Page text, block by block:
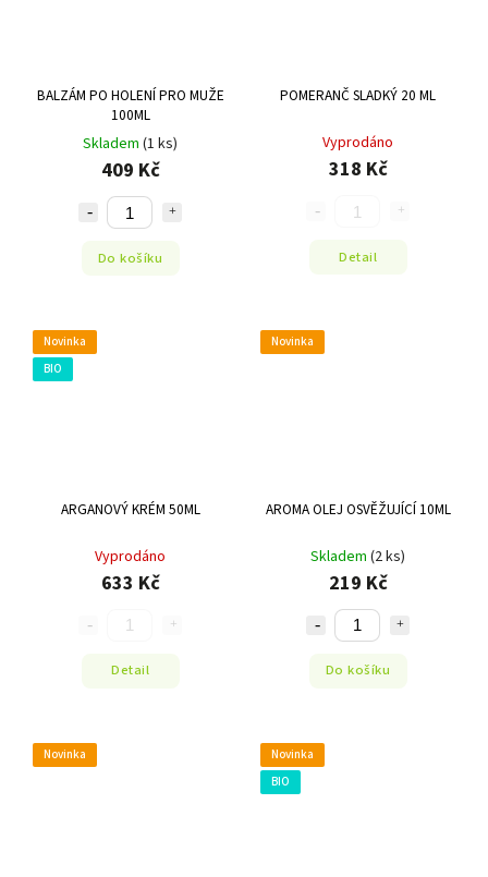
BALZÁM PO HOLENÍ PRO MUŽE
100ML
Skladem (1 ks)
409 Kč
Do košíku
POMERANČ SLADKÝ 20 ML
Vyprodáno
318 Kč
Detail
Novinka
BIO
ARGANOVÝ KRÉM 50ML
Vyprodáno
633 Kč
Detail
Novinka
AROMA OLEJ OSVĚŽUJÍCÍ 10ML
Skladem (2 ks)
219 Kč
Do košíku
Novinka
Novinka
BIO